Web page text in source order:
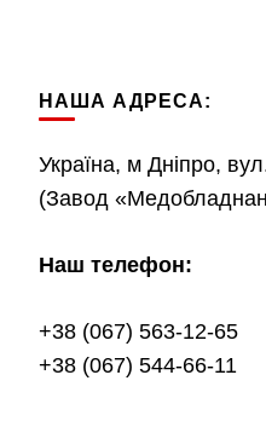
НАША АДРЕСА:
Україна, м Дніпро,
(Завод
Наш телефон:
+38 (067) 563-12-65
+38 (067) 544-66-11